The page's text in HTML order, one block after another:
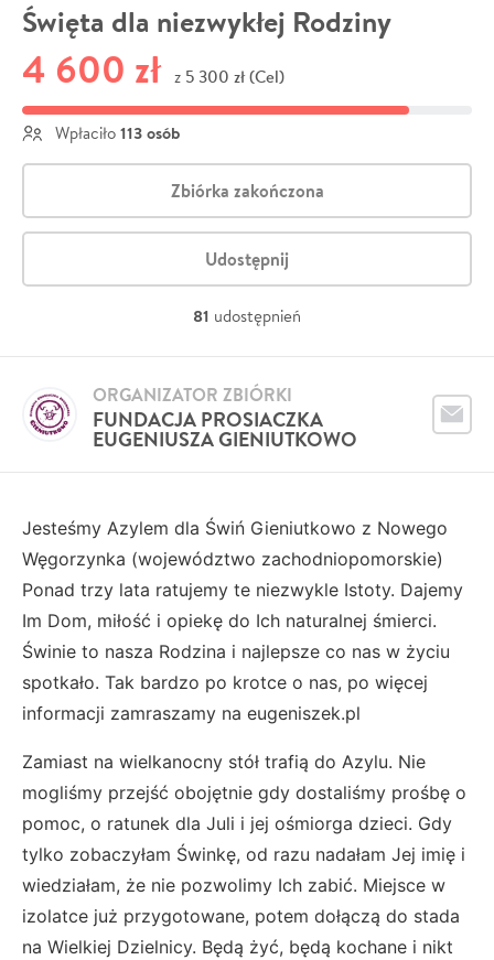
Święta dla niezwykłej Rodziny
4 600 zł z 5 300 zł (Cel)
Wpłaciło 113 osób
Zbiórka zakończona
Udostępnij
81 udostępnień
FUNDACJA PROSIACZKA
EUGENIUSZA GIENIUTKOWO
ORGANIZATOR ZBIÓRKI
Jesteśmy Azylem dla Świń Gieniutkowo z Nowego
Węgorzynka (województwo zachodniopomorskie)
Ponad trzy lata ratujemy te niezwykle Istoty. Dajemy
Im Dom, miłość i opiekę do Ich naturalnej śmierci.
Świnie to nasza Rodzina i najlepsze co nas w życiu
spotkało. Tak bardzo po krotce o nas, po więcej
informacji zamraszamy na eugeniszek.pl
Zamiast na wielkanocny stół trafią do Azylu. Nie
mogliśmy przejść obojętnie gdy dostaliśmy prośbę o
pomoc, o ratunek dla Juli i jej ośmiorga dzieci. Gdy
tylko zobaczyłam Świnkę, od razu nadałam Jej imię i
wiedziałam, że nie pozwolimy Ich zabić. Miejsce w
izolatce już przygotowane, potem dołączą do stada
na Wielkiej Dzielnicy. Będą żyć, będą kochane i nikt